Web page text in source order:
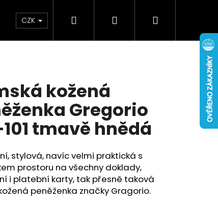
Doplňky Novinky
CZK Hledat PřihlášeníNákupní
kožená
Gregorio
101 tmavě hnědá
stylová, navíc velmi praktická s
prostoru na všechny doklady,
i platební karty, tak přesně taková
peněženka značky Gragorio.